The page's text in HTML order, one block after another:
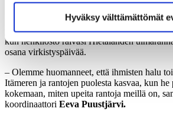
Hyväksy välttämättömät
Siivoustalkoot ovat saaneet mukaan lukuisia
yrityksiin. Kesäkuussa myös
kun henkilöstö raivasi Hietalahden
osana virkistyspäivää.
– Olemme huomanneet, että ihmisten halu
Itämeren ja rantojen puolesta kasvaa, kun he
kokemaan, miten upeita rantoja meillä on,
koordinaattori Eeva Puustjärvi.